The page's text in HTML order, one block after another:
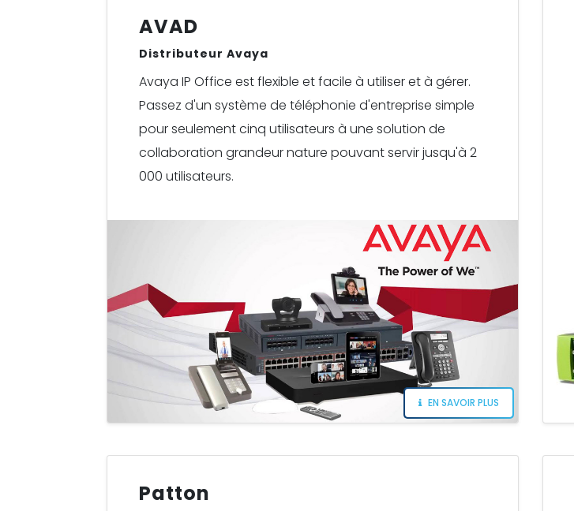
AVAD
Distributeur Avaya
Avaya IP Office est flexible et facile à utiliser et à gérer.
Passez d'un système de téléphonie d'entreprise simple
pour seulement cinq utilisateurs à une solution de
collaboration grandeur nature pouvant servir jusqu'à 2
000 utilisateurs.
EN SAVOIR PLUS
Patton